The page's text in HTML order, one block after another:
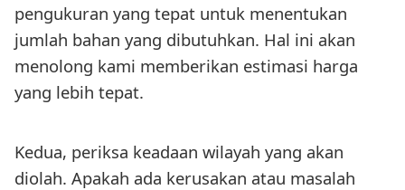
pengukuran yang tepat untuk menentukan
jumlah bahan yang dibutuhkan. Hal ini akan
menolong kami memberikan estimasi harga
yang lebih tepat.
Kedua, periksa keadaan wilayah yang akan
diolah. Apakah ada kerusakan atau masalah